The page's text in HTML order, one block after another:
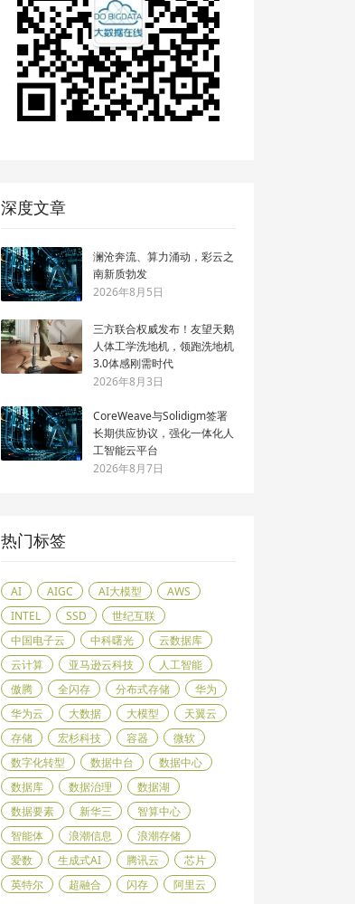
深度文章
澜沧奔流、算力涌动，彩云之
南新质勃发
2026年8月5日
三方联合权威发布！友望天鹅
人体工学洗地机，领跑洗地机
3.0体感刚需时代
2026年8月3日
CoreWeave与Solidigm签署
长期供应协议，强化一体化人
工智能云平台
2026年8月7日
热门标签
AI AIGC AI大模型
AWS
INTEL
SSD
世纪互联
中国电子云
中科曙光
云数据库
云计算
亚马逊云科技
人工智能
傲腾
全闪存 分布式存储
华为
华为云
大数据 大模型
天翼云
存储
宏杉科技 容器
微软
数字化转型
数据中台
数据中心
数据库
数据治理
数据湖
数据要素
新华三
智算中心
智能体
浪潮信息
浪潮存储
爱数
生成式AI 腾讯云
芯片
英特尔
超融合 闪存 阿里云